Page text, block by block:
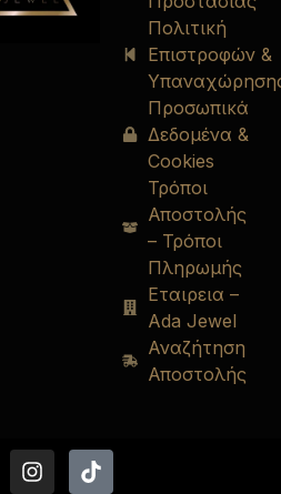
Πολιτική
Επιστροφών &
Προσωπικά
Δεδομένα &
Cookies
Τρόποι
Αποστολής
– Τρόποι
Πληρωμής
Εταιρεια –
Ada Jewel
Αναζήτηση
Αποστολής